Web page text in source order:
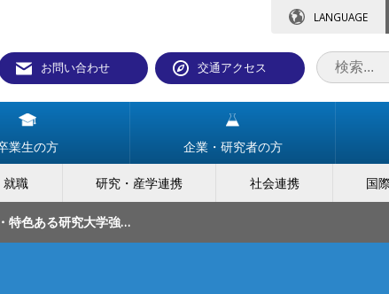
LANGUAGE
お問い合わせ 交通アクセス
業生の方 企業・研究者の方
就職 研究・産学連携 社会連携 国
岡山大学J-PEAKSシンポジウム ～地域中核・特色ある研究大学強化促進事業（J-PEAKS）による大学改革の最前線を開催～